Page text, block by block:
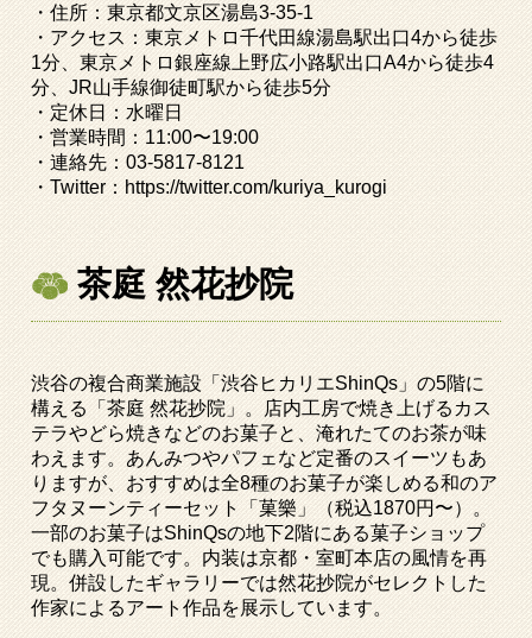
・住所：東京都文京区湯島3-35-1
・アクセス：東京メトロ千代田線湯島駅出口4から徒歩
1分、東京メトロ銀座線上野広小路駅出口A4から徒歩4
分、JR山手線御徒町駅から徒歩5分
・定休日：水曜日
・営業時間：11:00〜19:00
・連絡先：03-5817-8121
・Twitter ： https://twitter.com/kuriya_kurogi
茶庭 然花抄院
渋谷の複合商業施設「渋谷ヒカリエShinQs 」の5階に
構える「茶庭 然花抄院」。店内工房で焼き上げるカス
テラやどら焼きなどのお菓子と、淹れたてのお茶が味
わえます。あんみつやパフェなど定番のスイーツもあ
りますが、おすすめは全8種のお菓子が楽しめる和のア
フタヌーンティーセット「菓樂」（税込1870円〜）。
一部のお菓子はShinQsの地下2階にある菓子ショップ
でも購入可能です。内装は京都・室町本店の風情を再
現。併設したギャラリーでは然花抄院がセレクトした
作家によるアート作品を展示しています。